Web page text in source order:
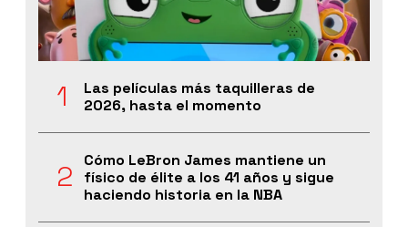
Las películas más taquilleras de
2026, hasta el momento
Cómo LeBron James mantiene un
físico de élite a los 41 años y sigue
haciendo historia en la NBA